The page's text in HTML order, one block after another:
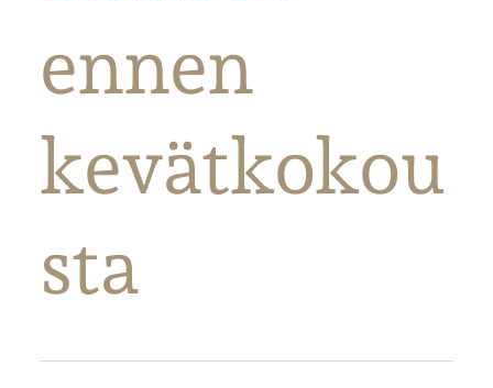
ennen
kevätkokou
sta